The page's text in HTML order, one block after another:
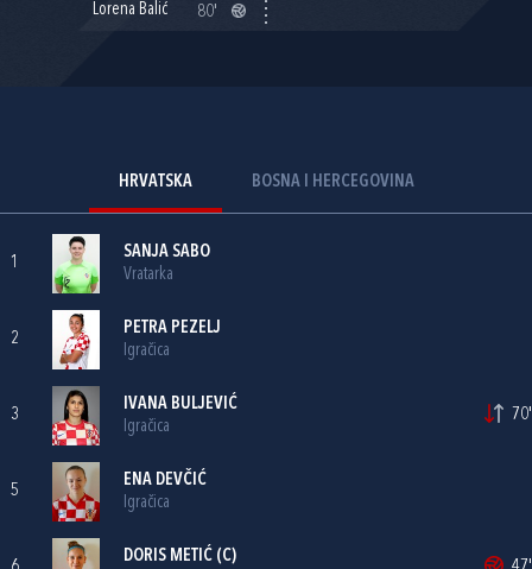
Lorena Balić
80'
HRVATSKA BOSNA I HERCEGOVINA
1
SANJA SABO
Vratarka
2
PETRA PEZELJ
Igračica
3
IVANA BULJEVIĆ
Igračica
70'
5
ENA DEVČIĆ
Igračica
DORIS METIĆ (C)